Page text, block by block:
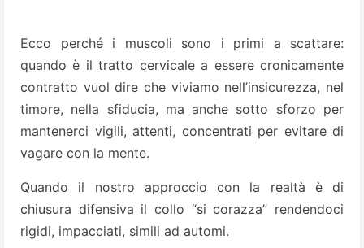
Ecco perché i muscoli sono i primi a scattare:
quando è il tratto cervicale a essere cronicamente
contratto vuol dire che viviamo nell’insicurezza, nel
timore, nella sfiducia, ma anche sotto sforzo per
mantenerci vigili, attenti, concentrati per evitare di
vagare con la mente.
Quando il nostro approccio con la realtà è di
chiusura difensiva il collo “si corazza” rendendoci
rigidi, impacciati, simili ad automi.